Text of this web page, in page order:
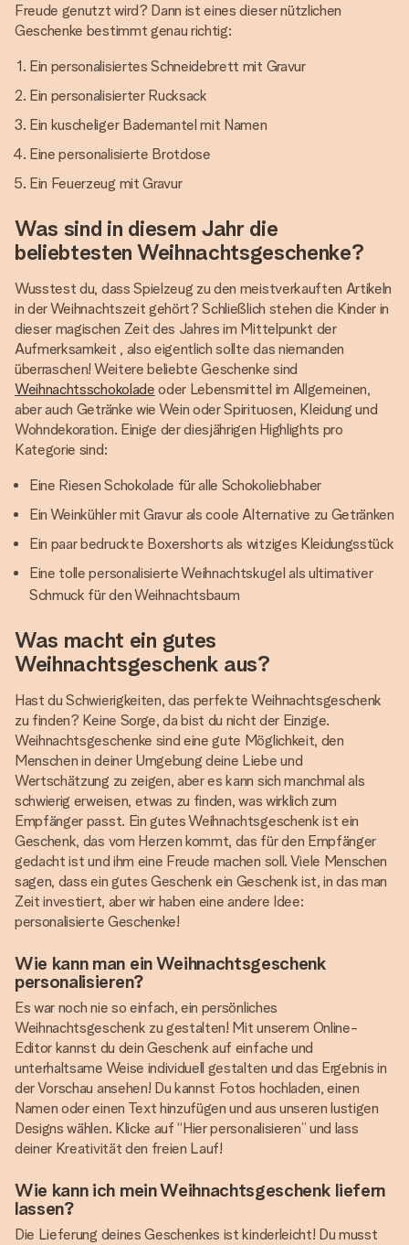
Freude genutzt wird? Dann ist eines dieser nützlichen
Geschenke bestimmt genau richtig:
Ein personalisiertes Schneidebrett mit Gravur
Ein personalisierter Rucksack
Ein kuscheliger Bademantel mit Namen
Eine personalisierte Brotdose
Ein Feuerzeug mit Gravur
Was sind in diesem Jahr die
beliebtesten Weihnachtsgeschenke?
Wusstest du, dass Spielzeug zu den meistverkauften Artikeln
in der Weihnachtszeit gehört? Schließlich stehen die Kinder in
dieser magischen Zeit des Jahres im Mittelpunkt der
Aufmerksamkeit , also eigentlich sollte das niemanden
überraschen! Weitere beliebte Geschenke sind
Weihnachtsschokolade oder Lebensmittel im Allgemeinen,
aber auch Getränke wie Wein oder Spirituosen, Kleidung und
Wohndekoration. Einige der diesjährigen Highlights pro
Kategorie sind:
Eine Riesen Schokolade für alle Schokoliebhaber
Ein Weinkühler mit Gravur als coole Alternative zu Getränken
Ein paar bedruckte Boxershorts als witziges Kleidungsstück
Eine tolle personalisierte Weihnachtskugel als ultimativer
Schmuck für den Weihnachtsbaum
Was macht ein gutes
Weihnachtsgeschenk aus?
Hast du Schwierigkeiten, das perfekte Weihnachtsgeschenk
zu finden? Keine Sorge, da bist du nicht der Einzige.
Weihnachtsgeschenke sind eine gute Möglichkeit, den
Menschen in deiner Umgebung deine Liebe und
Wertschätzung zu zeigen, aber es kann sich manchmal als
schwierig erweisen, etwas zu finden, was wirklich zum
Empfänger passt. Ein gutes Weihnachtsgeschenk ist ein
Geschenk, das vom Herzen kommt, das für den Empfänger
gedacht ist und ihm eine Freude machen soll. Viele Menschen
sagen, dass ein gutes Geschenk ein Geschenk ist, in das man
Zeit investiert, aber wir haben eine andere Idee:
personalisierte Geschenke!
Wie kann man ein Weihnachtsgeschenk
personalisieren?
Es war noch nie so einfach, ein persönliches
Weihnachtsgeschenk zu gestalten! Mit unserem Online-
Editor kannst du dein Geschenk auf einfache und
unterhaltsame Weise individuell gestalten und das Ergebnis in
der Vorschau ansehen! Du kannst Fotos hochladen, einen
Namen oder einen Text hinzufügen und aus unseren lustigen
Designs wählen. Klicke auf “Hier personalisieren” und lass
deiner Kreativität den freien Lauf!
Wie kann ich mein Weihnachtsgeschenk liefern
lassen?
Die Lieferung deines Geschenkes ist kinderleicht! Du musst